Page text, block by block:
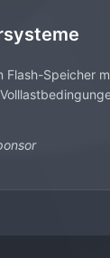
Flash-Speicher